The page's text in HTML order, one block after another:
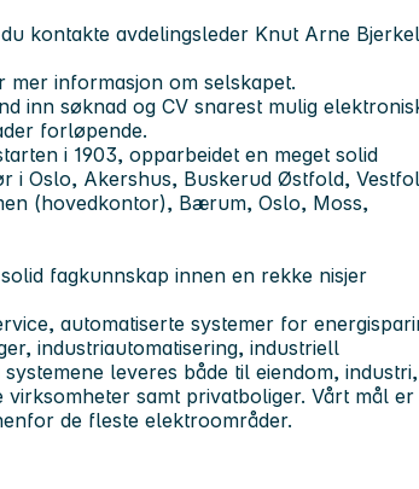
kontakte avdelingsleder Knut Arne
mer informasjon om selskapet.
inn søknad og CV snarest mulig
forløpende.
i 1903, opparbeidet en meget solid
i Oslo, Akershus, Buskerud Østfold,
(hovedkontor), Bærum, Oslo, Moss,
fagkunnskap innen en rekke nisjer
automatiserte systemer for
industriautomatisering, industriell
leveres både til eiendom, industri,
samt privatboliger. Vårt mål er
de fleste elektroområder.